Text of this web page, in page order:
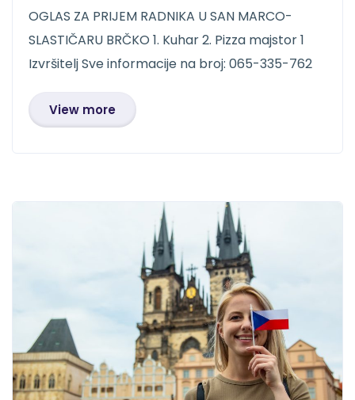
OGLAS ZA PRIJEM RADNIKA U SAN MARCO-
SLASTIČARU BRČKO 1. Kuhar 2. Pizza majstor 1
Izvršitelj Sve informacije na broj: 065-335-762
View more